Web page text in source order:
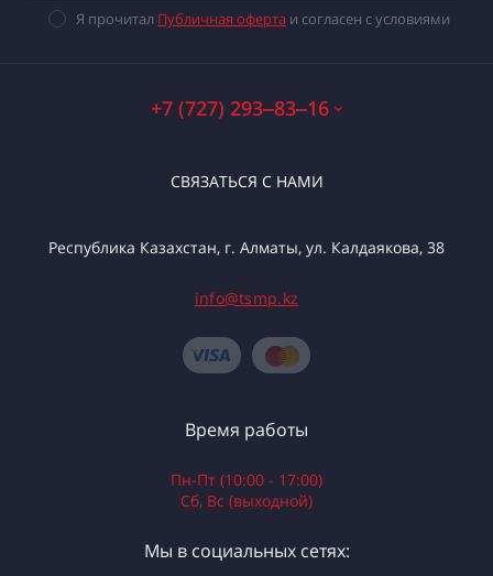
Я прочитал Публичная оферта и согласен с условиями
+7 (727) 293‒83‒16
СВЯЗАТЬСЯ С НАМИ
Республика Казахстан, г. Алматы, ул. Калдаякова, 38
info@tsmp.kz
Время работы
Пн-Пт (10:00 - 17:00)
Сб, Вс (выходной)
Мы в социальных сетях: